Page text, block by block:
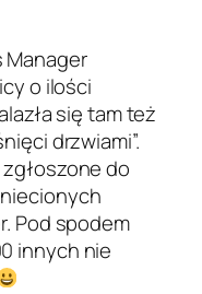
Manager
o ilości
się tam też
drzwiami”.
do
Pod spodem
innych nie